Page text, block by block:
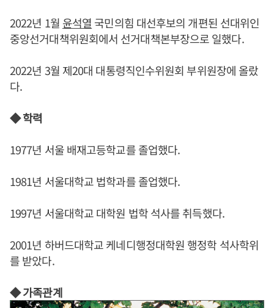
2022년 1월 윤석열 국민의힘 대선후보의 개편된 선대위인
중앙선거대책위원회에서 선거대책본부장으로 일했다.
2022년 3월 제20대 대통령직인수위원회 부위원장에 올랐
다.
◆ 학력
1977년 서울 배재고등학교를 졸업했다.
1981년 서울대학교 법학과를 졸업했다.
1997년 서울대학교 대학원 법학 석사를 취득했다.
2001년 하버드대학교 케네디행정대학원 행정학 석사학위
를 받았다.
◆ 가족관계